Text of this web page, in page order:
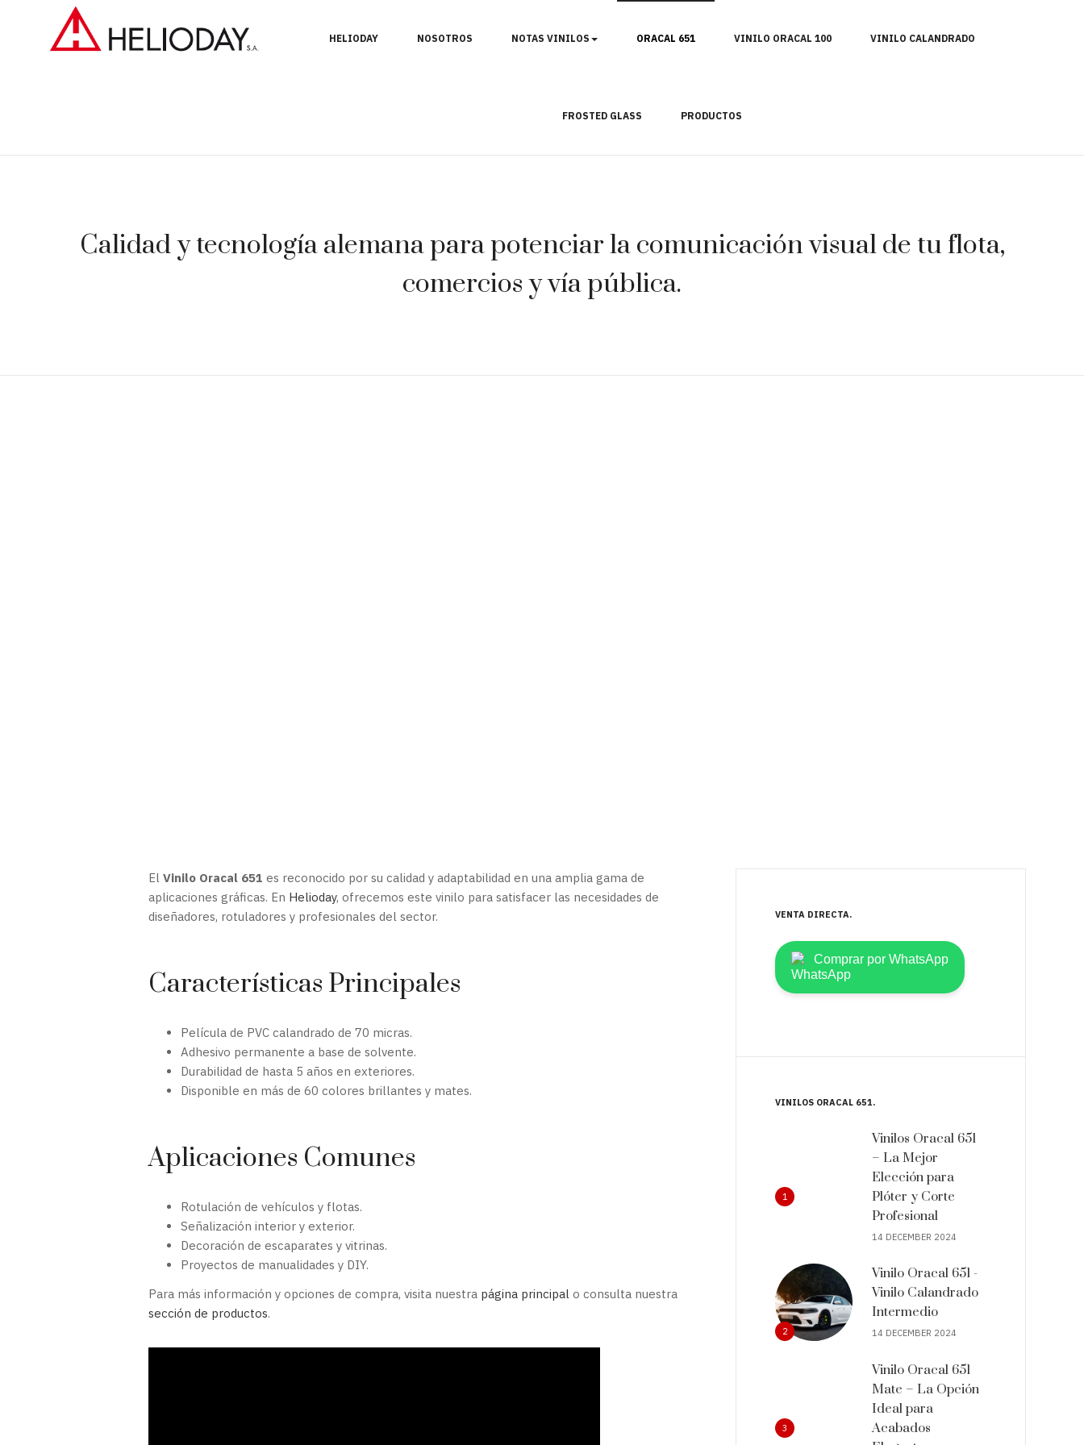
HELIODAY NOSOTROS NOTAS VINILOS ORACAL 651 VINILO ORACAL 100 VINILO CALANDRADO
FROSTED GLASS PRODUCTOS
Calidad y tecnología alemana para potenciar la comunicación visual de tu flota,
comercios y vía pública.
El Vinilo Oracal 651 es reconocido por su calidad y adaptabilidad en una amplia gama de
aplicaciones gráficas. En Helioday, ofrecemos este vinilo para satisfacer las necesidades de
diseñadores, rotuladores y profesionales del sector.
Características Principales
Película de PVC calandrado de 70 micras.
Adhesivo permanente a base de solvente.
Durabilidad de hasta 5 años en exteriores.
Disponible en más de 60 colores brillantes y mates.
Aplicaciones Comunes
Rotulación de vehículos y flotas.
Señalización interior y exterior.
Decoración de escaparates y vitrinas.
Proyectos de manualidades y DIY.
Para más información y opciones de compra, visita nuestra página principal o consulta nuestra
sección de productos.
VENTA DIRECTA
Comprar por WhatsApp
VINILOS ORACAL 651
1
Vinilos Oracal 651
– La Mejor
Elección para
Plóter y Corte
Profesional
14 DECEMBER 2024
2
Vinilo Oracal 651 -
Vinilo Calandrado
Intermedio
14 DECEMBER 2024
3
Vinilo Oracal 651
Mate – La Opción
Ideal para
Acabados